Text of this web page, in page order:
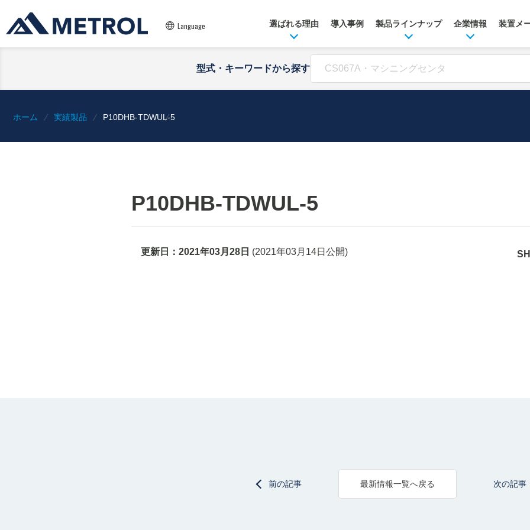
Language 選ばれる理由 導入事例 製品ラインナップ 企業情報 装置メ
型式・キーワードから探す
ホーム 実績製品 P10DHB-TDWUL-5
P10DHB-TDWUL-5
更新日： 2021年03月28日 (2021年03月14日 公開)
前の記事 最新情報一覧へ戻る 次の記事